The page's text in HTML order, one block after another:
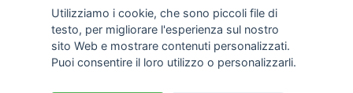
Utilizziamo i cookie, che sono piccoli file di
testo, per migliorare l'esperienza sul nostro
sito Web e mostrare contenuti personalizzati.
Puoi consentire il loro utilizzo o personalizzarli.